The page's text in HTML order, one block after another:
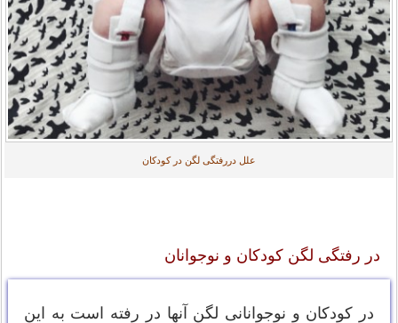
علل دررفتگی لگن در کودکان
در رفتگی لگن کودکان و نوجوانان
در کودکان و نوجوانانی لگن آنها در رفته است به این